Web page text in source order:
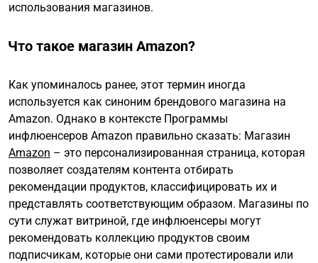
использования магазинов.
Что такое магазин Amazon?
Как упоминалось ранее, этот термин иногда
используется как синоним брендового магазина на
Amazon. Однако в контексте Программы
инфлюенсеров Amazon правильно сказать: Магазин
Amazon – это персонализированная страница, которая
позволяет создателям контента отбирать
рекомендации продуктов, классифицировать их и
представлять соответствующим образом. Магазины по
сути служат витриной, где инфлюенсеры могут
рекомендовать коллекцию продуктов своим
подписчикам, которые они сами протестировали или